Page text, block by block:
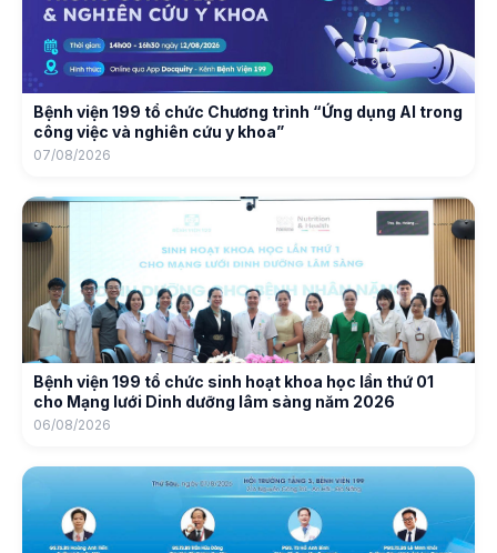
Bệnh viện 199 tổ chức Chương trình “Ứng dụng AI trong
công việc và nghiên cứu y khoa”
07/08/2026
Bệnh viện 199 tổ chức sinh hoạt khoa học lần thứ 01
cho Mạng lưới Dinh dưỡng lâm sàng năm 2026
06/08/2026